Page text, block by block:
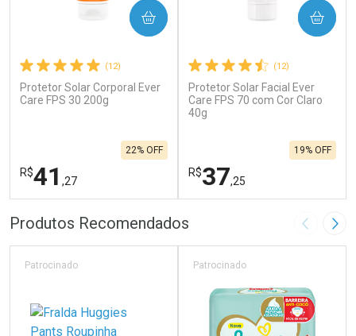
(12)
Protetor Solar Corporal Ever
Care FPS 30 200g
R$41 ,27
22% OFF
COMPRAR
FECHAR
Laboratório
FECHAR
Por Menos
(12)
Protetor Solar Facial Ever
Care FPS 70 com Cor Claro
40g
R$37,25
19% OFF
COMPRAR
Laboratório
Por Menos
Produtos Recomendados Imagem
Patrocinado Patrocinado